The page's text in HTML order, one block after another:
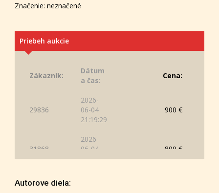
Značenie: neznačené
Priebeh aukcie
Zákazník:
Dátum
a čas:
Cena:
29836
2026-
06-04
21:19:29
900 €
31868
2026-
06-04
21:17:38
800 €
17966
Autorove diela: